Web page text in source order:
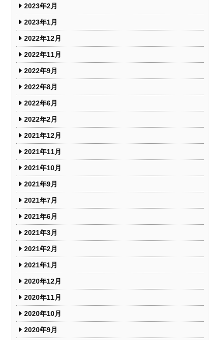
2023年2月
2023年1月
2022年12月
2022年11月
2022年9月
2022年8月
2022年6月
2022年2月
2021年12月
2021年11月
2021年10月
2021年9月
2021年7月
2021年6月
2021年3月
2021年2月
2021年1月
2020年12月
2020年11月
2020年10月
2020年9月